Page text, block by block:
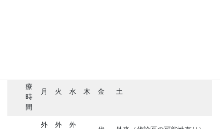
療
時
間
月 火 水 木 金 土
外
外
外